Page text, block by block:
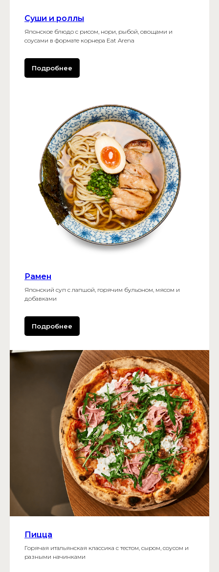
Суши и роллы
Японское блюдо с рисом, нори, рыбой, овощами и
соусами в формате корнера Eat Arena
Подробнее
Рамен
Японский суп с лапшой, горячим бульоном, мясом и
добавками
Подробнее
Пицца
Горячая итальянская классика с тестом, сыром, соусом и
разными начинками